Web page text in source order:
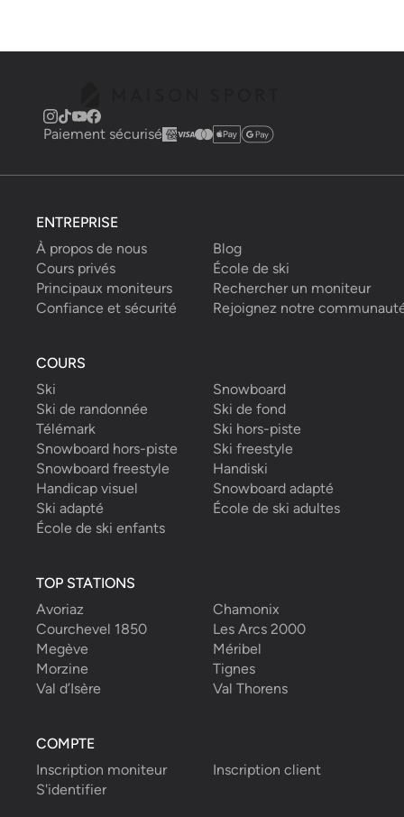
Paiement sécurisé
ENTREPRISE
À propos de nous
Blog
Cours privés
École de ski
Principaux moniteurs
Rechercher un moniteur
Confiance et sécurité
Rejoignez notre
COURS
Ski
Snowboard
Ski de randonnée
Ski de fond
Télémark
Ski hors-piste
Snowboard hors-piste
Ski freestyle
Snowboard freestyle
Handiski
Handicap visuel
Snowboard adapté
Ski adapté
École de ski adultes
École de ski enfants
TOP STATIONS
Avoriaz
Chamonix
Courchevel 1850
Les Arcs 2000
Megève
Méribel
Morzine
Tignes
Val d’Isère
Val Thorens
COMPTE
Inscription moniteur
Inscription client
S'identifier